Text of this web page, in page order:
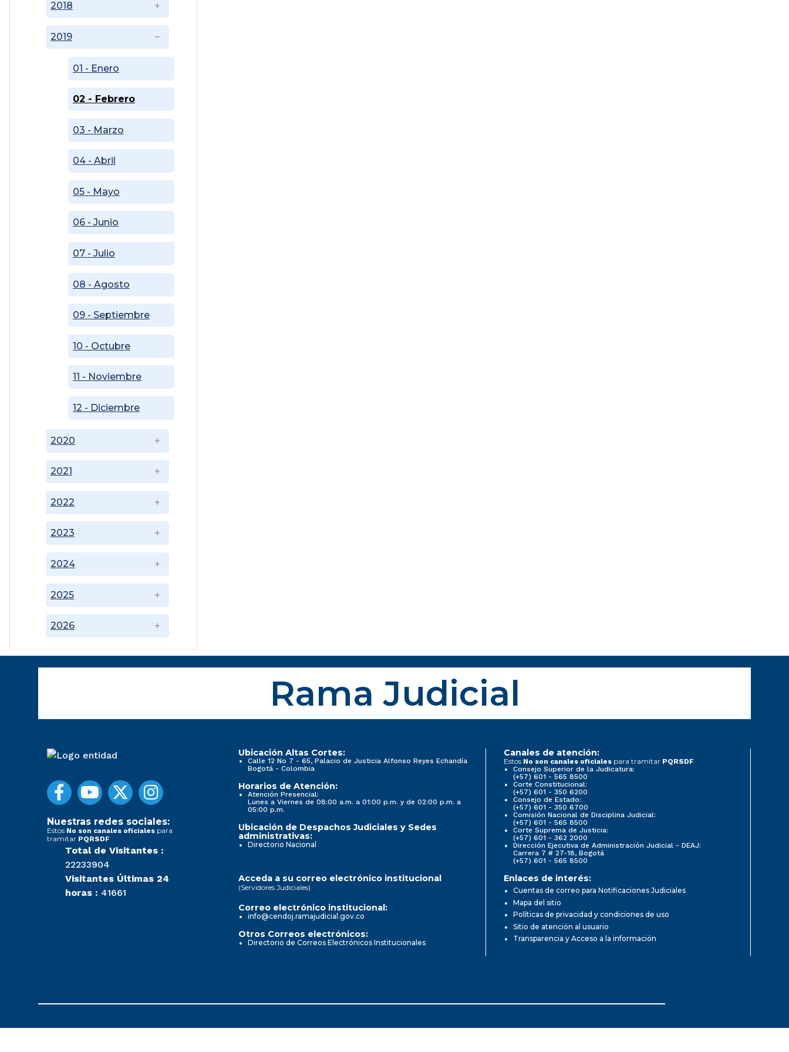
2018
2019
01 - Enero
02 - Febrero
03 - Marzo
04 - Abril
05 - Mayo
06 - Junio
07 - Julio
08 - Agosto
09 - Septiembre
10 - Octubre
11 - Noviembre
12 - Diciembre
2020
2021
2022
2023
2024
2025
2026
Rama Judicial
Nuestras redes sociales:
Estos No son canales oficiales para
tramitar PQRSDF
Total de Visitantes :
22233904
Visitantes Últimas 24
horas : 41661
Ubicación Altas Cortes:
Calle 12 No 7 - 65, Palacio de Justicia Alfonso Reyes Echandía
Bogotá - Colombia
Horarios de Atención:
Atención Presencial:
Lunes a Viernes de 08:00 a.m. a 01:00 p.m. y de 02:00 p.m. a
05:00 p.m.
Ubicación de Despachos Judiciales y Sedes
administrativas:
Directorio Nacional
Canales de atención:
Estos No son canales oficiales para tramitar PQRSDF
Consejo Superior de la Judicatura:
(+57) 601 - 565 8500
Corte Constitucional:
(+57) 601 - 350 6200
Consejo de Estado:
(+57) 601 - 350 6700
Comisión Nacional de Disciplina Judicial:
(+57) 601 - 565 8500
Corte Suprema de Justicia:
(+57) 601 - 362 2000
Dirección Ejecutiva de Administración Judicial - DEAJ:
Carrera 7 # 27-18, Bogotá
(+57) 601 - 565 8500
Acceda a su correo electrónico institucional
(Servidores Judiciales)
Correo electrónico institucional:
info@cendoj.ramajudicial.gov.co
Otros Correos electrónicos:
Directorio de Correos Electrónicos Institucionales
Enlaces de interés:
Cuentas de correo para Notificaciones Judiciales
Mapa del sitio
Políticas de privacidad y condiciones de uso
Sitio de atención al usuario
Transparencia y Acceso a la información